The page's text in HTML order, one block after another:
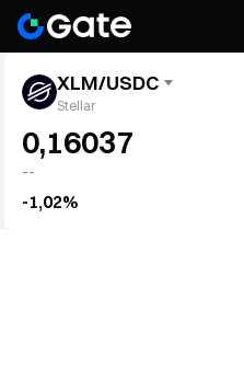
XLM/USDC
Stellar
0,16037
--
-1,02%